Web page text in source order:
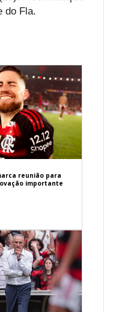
do Fla.
reunião para
importante